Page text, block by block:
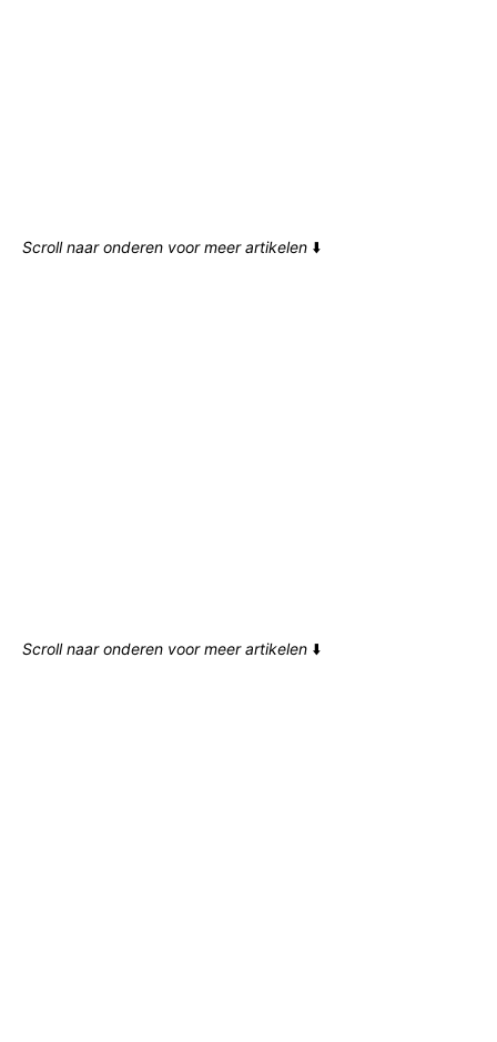
Scroll naar onderen voor meer artikelen ⬇️
Scroll naar onderen voor meer artikelen ⬇️